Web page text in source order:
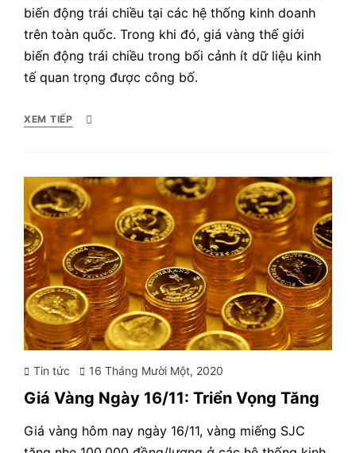
biến động trái chiều tại các hệ thống kinh doanh
trên toàn quốc. Trong khi đó, giá vàng thế giới
biến động trái chiều trong bối cảnh ít dữ liệu kinh
tế quan trọng được công bố.
XEM TIẾP
Tin tức
Posted
16 Tháng Mười Một, 2020
Giá Vàng Ngày 16/11: Triển Vọng Tăng
Giá vàng hôm nay ngày 16/11, vàng miếng SJC